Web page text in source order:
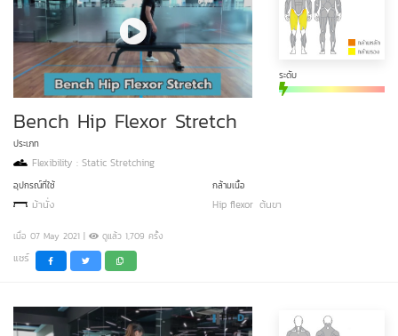
ระดับ
Bench Hip Flexor Stretch
ประเภท
Flexibility : Static Stretching
อุปกรณ์ที่ใช้
ม้านั่ง
กล้ามเนื้อ
Hip flexor ต้นขา
เมื่อ 07 May 2021 | ดูแล้ว 1,709 ครั้ง
แชร์